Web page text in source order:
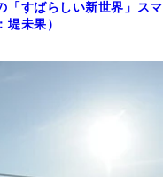
「すばらしい新世界」スマ
未果）